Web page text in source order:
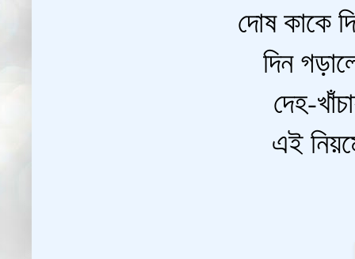
দোষ কাকে
দিন
দেহ-
এই